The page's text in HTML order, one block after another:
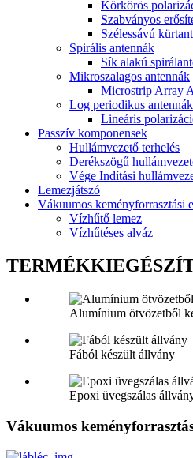
Körkörös
Szabványos
Szélessávú
Spirális antennák
Sík alakú
Mikroszalagos antennák
Microstrip Array
Log periodikus antennák
Lineáris
Passzív komponensek
Hullámvezető terhelés
Derékszögű
Vége Indítási
Lemezjátszó
Vákuumos keményforrasztási
Vízhűtő lemez
Vízhűtéses alváz
Alumínium ötvözetből
Fából készült állvány
Epoxi üvegszálas
Vákuumos